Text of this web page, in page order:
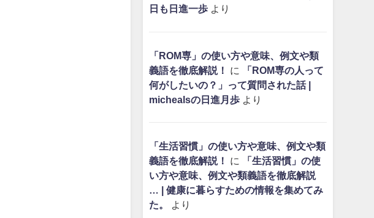
日も日進一歩より
「ROM専」の使い方や意味、例文や類
義語を徹底解説！
に
「ROM専の人って
何がしたいの？」って質問された話 |
michealsの日進月歩より
「生活習慣」の使い方や意味、例文や類
義語を徹底解説！
に
「生活習慣」の使
い方や意味、例文や類義語を徹底解説
… | 健康に暮らすための情報を集めてみ
た。
より